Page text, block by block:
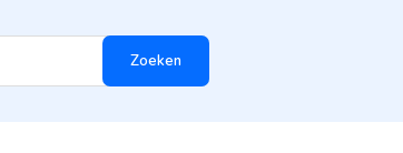
Zoeken